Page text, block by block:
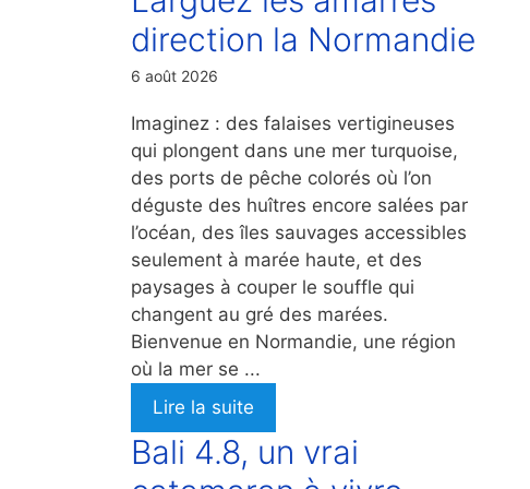
direction la Normandie
6 août 2026
Imaginez : des falaises vertigineuses
qui plongent dans une mer turquoise,
des ports de pêche colorés où l’on
déguste des huîtres encore salées par
l’océan, des îles sauvages accessibles
seulement à marée haute, et des
paysages à couper le souffle qui
changent au gré des marées.
Bienvenue en Normandie, une région
où la mer se ...
Lire la suite
Bali 4.8, un vrai